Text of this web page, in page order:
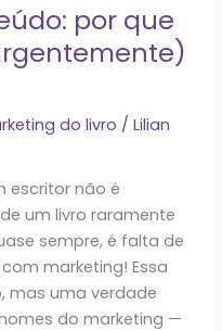
por que
do livro /Lilian
escritor não é
um livro raramente
sempre, é falta de
marketing! Essa
mas uma verdade
do marketing —